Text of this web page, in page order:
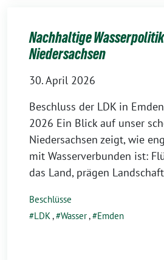
Nachhaltige
Niedersachsen
30. April 2026
Beschluss der LDK in
2026 Ein Blick auf unser
Niedersachsen zeigt, wie
mit Wasserverbunden ist:
das Land, prägen
Beschlüsse
LDK, Wasser, Emden